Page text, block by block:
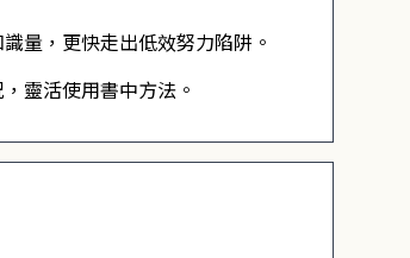
量，更快走出低效努力陷阱。
靈活使用書中方法。